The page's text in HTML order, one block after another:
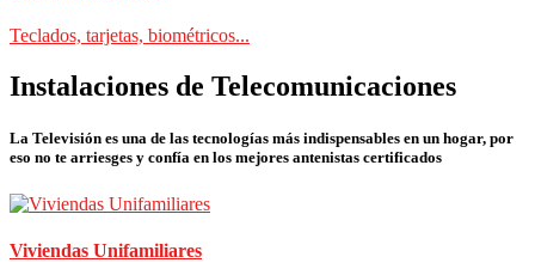
Teclados, tarjetas, biométricos...
Instalaciones de Telecomunicaciones
La Televisión es una de las tecnologías más indispensables en un hogar, por
eso no te arriesges y confía en los mejores antenistas certificados
Viviendas Unifamiliares